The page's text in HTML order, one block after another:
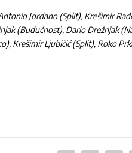
Jordano (Split), Krešimir
(Budućnost), Dario Drežnjak
Krešimir Ljubičić (Split), Roko